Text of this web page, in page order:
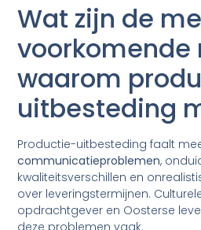
Wat zijn de
voorkomende
waarom
uitbesteding
Productie-uitbesteding faalt
communicatieproblemen,
kwaliteitsverschillen en
over leveringstermijnen.
opdrachtgever en Oosterse